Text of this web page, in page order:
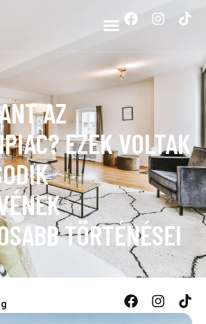
AZ
EZEK VOLTAK
TÖRTÉNÉSEI